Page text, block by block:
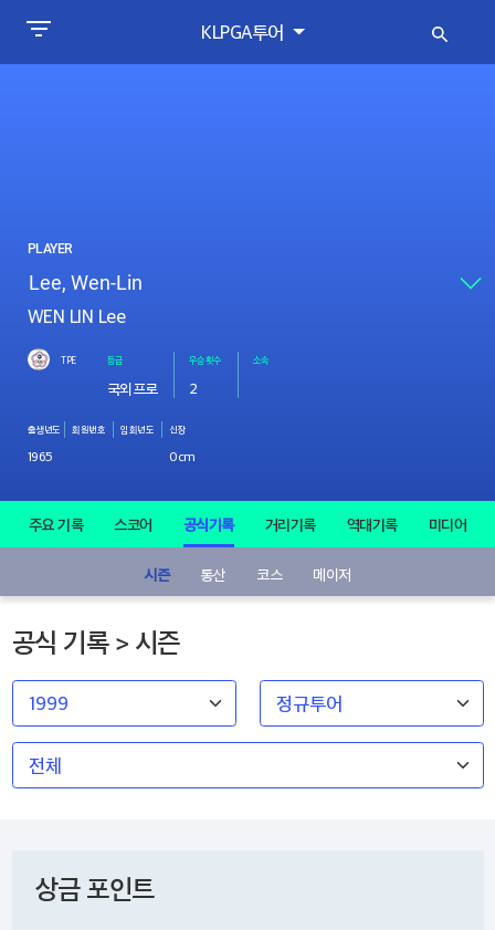
KLPGA투어
PLAYER
WEN LIN Lee
TPE 등급
국외프로
우승횟수
2
소속
출생년도
1965
회원번호 입회년도 신장
0cm
주요 기록 스코어 공식기록 거리기록 역대기록 미디어
시즌 통산 코스 메이저
공식 기록 > 시즌
상금 포인트